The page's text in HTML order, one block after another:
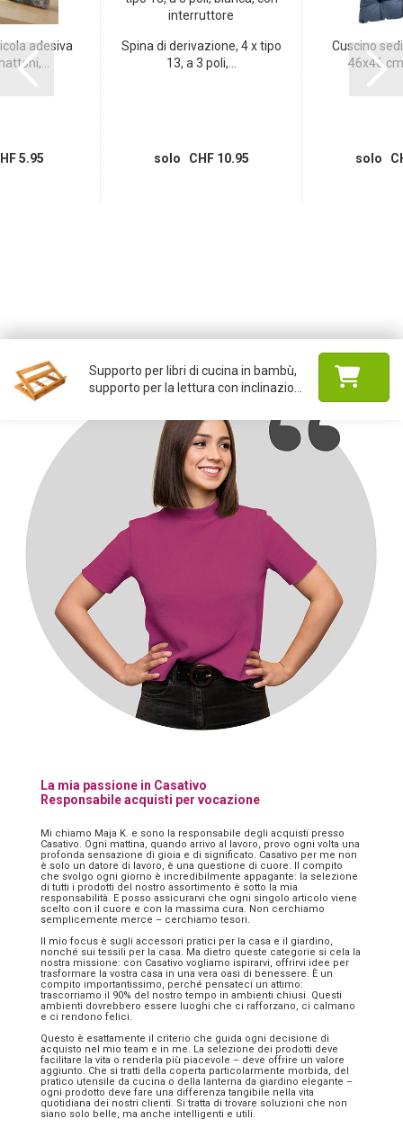
adesiva
5.95
Spina di derivazione, 4 x tipo
13, a 3 poli,...
solo CHF 10.95
Cuscino
46x46
solo
Supporto per libri di cucina in bambù,
supporto per la lettura con inclinazio...
La mia passione in Casativo
Responsabile acquisti per vocazione
Mi chiamo Maja K. e sono la responsabile degli acquisti presso
Casativo. Ogni mattina, quando arrivo al lavoro, provo ogni volta una
profonda sensazione di gioia e di significato. Casativo per me non
è solo un datore di lavoro, è una questione di cuore. Il compito
che svolgo ogni giorno è incredibilmente appagante: la selezione
di tutti i prodotti del nostro assortimento è sotto la mia
responsabilità. E posso assicurarvi che ogni singolo articolo viene
scelto con il cuore e con la massima cura. Non cerchiamo
semplicemente merce – cerchiamo tesori.
Il mio focus è sugli accessori pratici per la casa e il giardino,
nonché sui tessili per la casa. Ma dietro queste categorie si cela la
nostra missione: con Casativo vogliamo ispirarvi, offrirvi idee per
trasformare la vostra casa in una vera oasi di benessere. È un
compito importantissimo, perché pensateci un attimo:
trascorriamo il 90% del nostro tempo in ambienti chiusi. Questi
ambienti dovrebbero essere luoghi che ci rafforzano, ci calmano
e ci rendono felici.
Questo è esattamente il criterio che guida ogni decisione di
acquisto nel mio team e in me. La selezione dei prodotti deve
facilitare la vita o renderla più piacevole – deve offrire un valore
aggiunto. Che si tratti della coperta particolarmente morbida, del
pratico utensile da cucina o della lanterna da giardino elegante –
ogni prodotto deve fare una differenza tangibile nella vita
quotidiana dei nostri clienti. Si tratta di trovare soluzioni che non
siano solo belle, ma anche intelligenti e utili.